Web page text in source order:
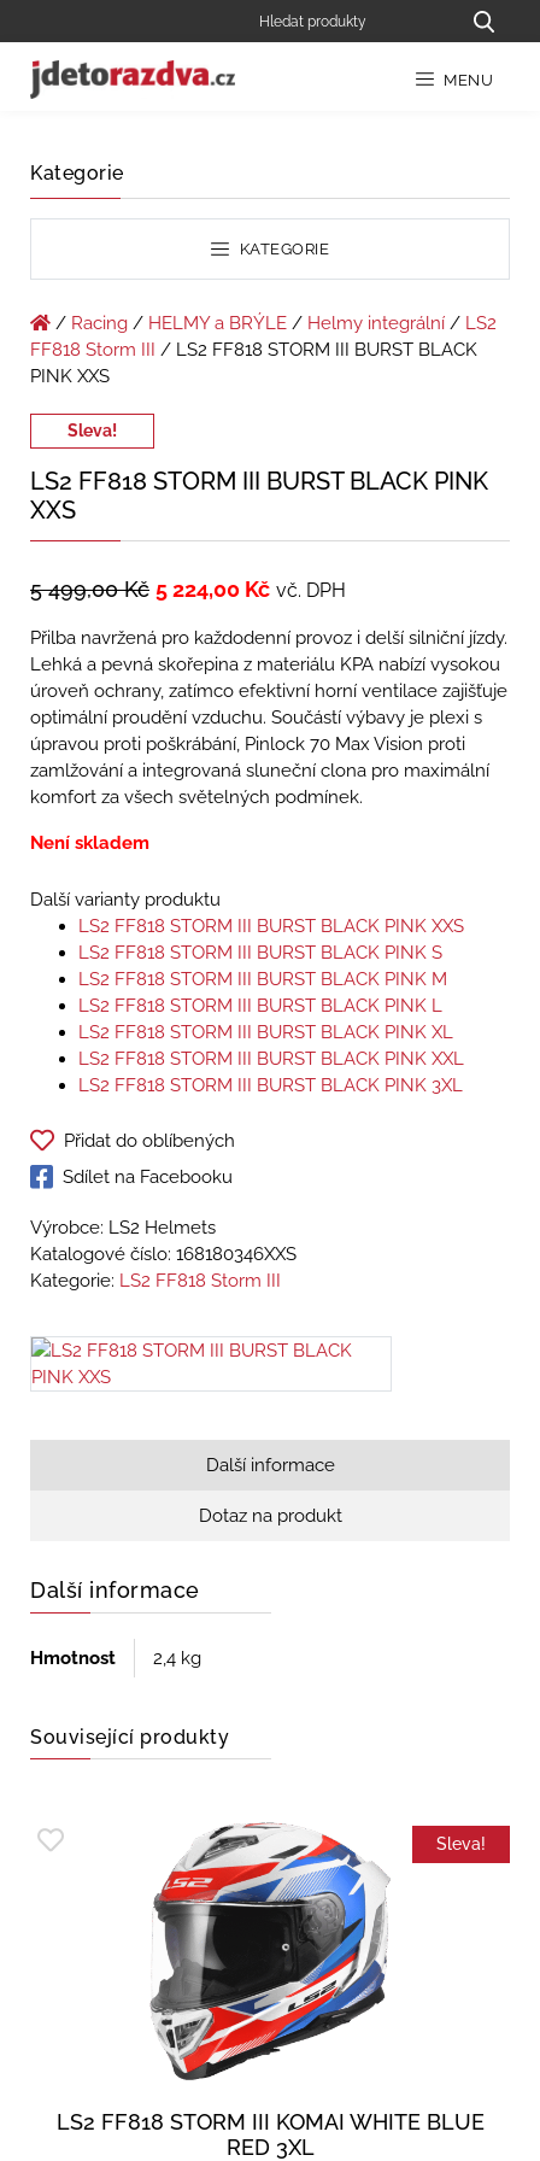
MENU
Kategorie
KATEGORIE
/ Racing / HELMY a BRÝLE / Helmy integrální / LS2
FF818 Storm III
/ LS2 FF818 STORM III BURST BLACK
PINK XXS
Sleva!
LS2 FF818 STORM III BURST BLACK PINK
XXS
5 499,00Kč 5 224,00 Kč vč. DPH
Přilba navržená pro každodenní provoz i delší silniční jízdy.
Lehká a pevná skořepina z materiálu KPA nabízí vysokou
úroveň ochrany, zatímco efektivní horní ventilace zajišťuje
optimální proudění vzduchu. Součástí výbavy je plexi s
úpravou proti poškrábání, Pinlock 70 Max Vision proti
zamlžování a integrovaná sluneční clona pro maximální
komfort za všech světelných podmínek.
Není skladem
Další varianty produktu
LS2 FF818 STORM III BURST BLACK PINK XXS
LS2 FF818 STORM III BURST BLACK PINK S
LS2 FF818 STORM III BURST BLACK PINK M
LS2 FF818 STORM III BURST BLACK PINK L
LS2 FF818 STORM III BURST BLACK PINK XL
LS2 FF818 STORM III BURST BLACK PINK XXL
LS2 FF818 STORM III BURST BLACK PINK 3XL
Přidat do oblíbených
Sdílet na Facebooku
Výrobce: LS2 Helmets
Katalogové číslo: 168180346XXS
Kategorie: LS2 FF818 Storm III
Další informace
Dotaz na produkt
Další informace
Hmotnost 2,4 kg
Související produkty
Sleva!
LS2 FF818 STORM III KOMAI WHITE BLUE
RED 3XL